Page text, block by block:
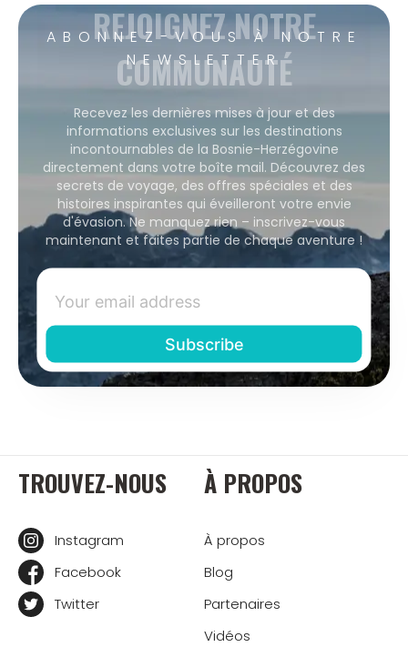
ABONNEZ-VOUS À NOTRE
NEWSLETTER
REJOIGNEZ NOTRE
COMMUNAUTÉ
Recevez les dernières mises à jour et des
informations exclusives sur les destinations
incontournables de la Bosnie-Herzégovine
directement dans votre boîte mail. Découvrez des
secrets de voyage, des offres spéciales et des
histoires inspirantes qui éveilleront votre envie
d'évasion. Ne manquez rien – inscrivez-vous
maintenant et faites partie de chaque aventure !
TROUVEZ-NOUS
Instagram
Facebook
Twitter
À PROPOS
À propos
Blog
Partenaires
Vidéos